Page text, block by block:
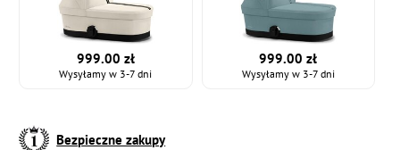
999.00 zł
Wysyłamy w 3-7 dni
999.00 zł
Wysyłamy w 3-7 dni
Bezpieczne zakupy